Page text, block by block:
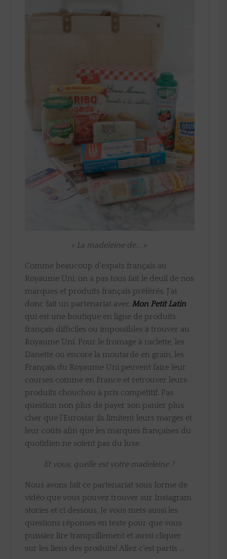
« La madeleine de… »
Comme beaucoup d’expats français au
Royaume Uni, on a pas tous fait le deuil de nos
marques et produits français préférés. J’ai
donc fait un partenariat avec Mon Petit Latin
qui est une boutique en ligne de produits
français difficiles ou impossibles à trouver au
Royaume Uni. Pour le fromage à raclette, les
Danette ou encore la moutarde en grain, les
Français du Royaume Uni peuvent faire leur
courses comme en France et retrouver leurs
produits chouchou à prix compétitif. Pas
question non plus de payer son panier plus
cher que l’Eurostar ils limitent leurs marges et
leur coûts afin que les marques françaises du
quotidien ne soient pas du luxe.
Et vous, quelle est votre madeleine ?
Nous avons fait ce partenariat sous forme de
vidéo que vous pouvez trouver sur Instagram
stories et ci dessous. Je vous mets aussi les
questions réponses en texte pour que vous
puissiez lire tranquillement et aussi cliquer
sur les liens des produits! Allez c’est partis …